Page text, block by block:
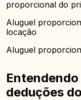
proporcional do
Aluguel
locação
Aluguel
deduções